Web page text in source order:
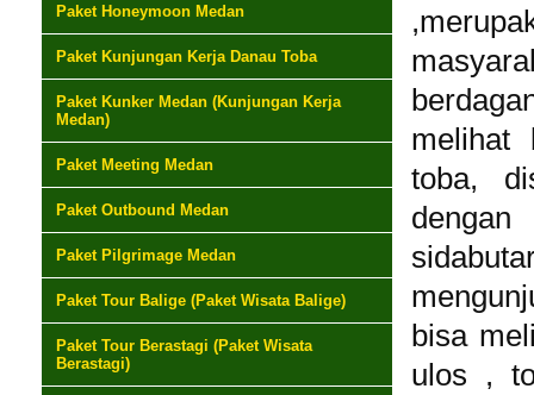
Paket Honeymoon Medan
Paket Kunjungan Kerja Danau Toba
Paket Kunker Medan (Kunjungan Kerja
Medan)
Paket Meeting Medan
Paket Outbound Medan
Paket Pilgrimage Medan
Paket Tour Balige (Paket Wisata Balige)
Paket Tour Berastagi (Paket Wisata
Berastagi)
melihat
toba,
dengan
bisa
ulos ,